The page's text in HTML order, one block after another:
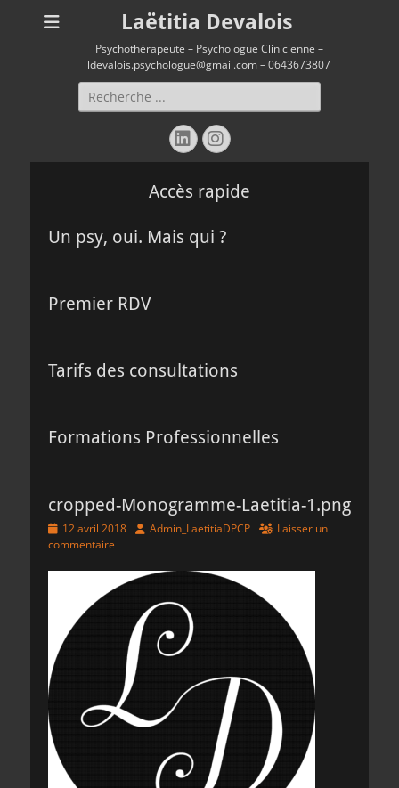
Laëtitia Devalois
Psychothérapeute – Psychologue Clinicienne –
ldevalois.psychologue@gmail.com – 0643673807
Rechercher :
Linkedin
Instagram
Accès rapide
Un psy, oui. Mais qui ?
Premier RDV
Tarifs des consultations
Formations Professionnelles
cropped-Monogramme-Laetitia-1.png
Posted
on
12 avril 2018 Author
Admin_LaetitiaDPCP
Laisser un
commentaire